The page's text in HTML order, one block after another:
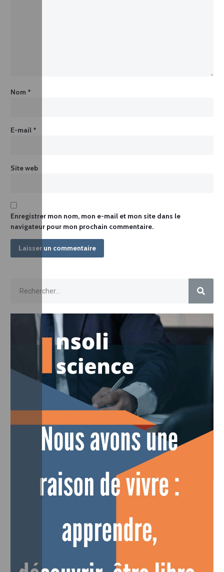
Nom *
E-mail *
Site web
Enregistrer mon nom, mon e-mail et mon site dans le
navigateur pour mon prochain commentaire.